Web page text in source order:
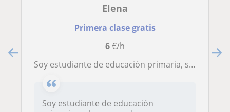
Elena
Primera clase gratis
6€/h
Soy estudiante de educación primaria, solo me queda una asignatura para acabar la carrera. Llevo dando clases particulares a niños/as desde hace 4 años, toco todas las ramas tanto de lengua como de matemática
Soy estudiante de educación